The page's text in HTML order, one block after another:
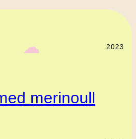
‎ ‎‎ ☁︎‎‎ 2023
merinoull